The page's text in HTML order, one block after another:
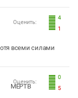
4
1
Оценить:
всеми силами
0
5
Оценить:
МЁРТВ